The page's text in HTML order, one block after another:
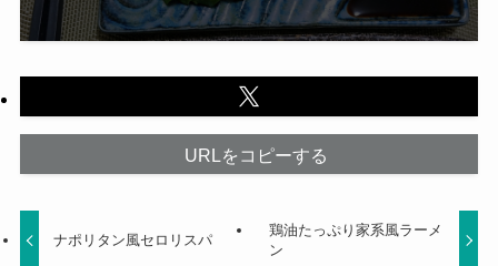
URLをコピーする
ナポリタン風セロリスパ
鶏油たっぷり家系風ラーメ
ン